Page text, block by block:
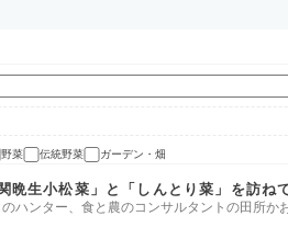
野菜 伝統野菜 ガーデン・畑
晩生小松菜」と「しんとり菜」を訪ね
ハンター、食と農のコンサルタントの田所か